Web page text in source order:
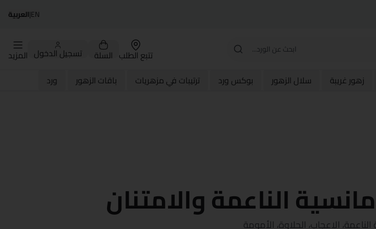
EN
|العربية
تتبع الطلب السلة تسجيل الدخول المزيد
ورد
باقات الزهور ترتيبات في مزهريات بوكس ورد سلال الزهور زهور غريبة
الناعمة والامتنان
الناعمة، الإعجاب، الحلاوة، الأمومة